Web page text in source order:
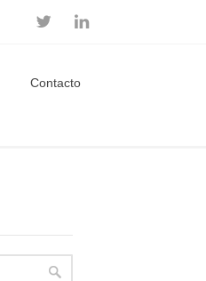
Contacto